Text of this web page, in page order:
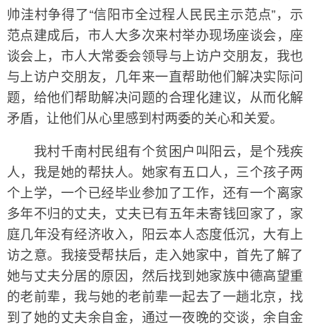
帅洼村争得了“信阳市全过程人民民主示范点”，示
范点建成后，市人大多次来村举办现场座谈会，座
谈会上，市人大常委会领导与上访户交朋友，我也
与上访户交朋友，几年来一直帮助他们解决实际问
题，给他们帮助解决问题的合理化建议，从而化解
矛盾，让他们从心里感到村两委的关心和关爱。
我村千南村民组有个贫困户叫阳云，是个残疾
人，我是她的帮扶人。她家有五口人，三个孩子两
个上学，一个已经毕业参加了工作，还有一个离家
多年不归的丈夫，丈夫已有五年未寄钱回家了，家
庭几年没有经济收入，阳云本人态度低沉，大有上
访之意。我接受帮扶后，走入她家中，首先了解了
她与丈夫分居的原因，然后找到她家族中德高望重
的老前辈，我与她的老前辈一起去了一趟北京，找
到了她的丈夫余自金，通过一夜晚的交谈，余自金